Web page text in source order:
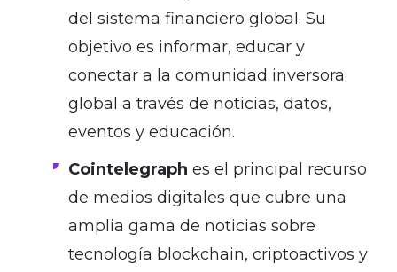
del sistema financiero global. Su
objetivo es informar, educar y
conectar a la comunidad inversora
global a través de noticias, datos,
eventos y educación.
Cointelegraph es el principal recurso
de medios digitales que cubre una
amplia gama de noticias sobre
tecnología blockchain, criptoactivos y